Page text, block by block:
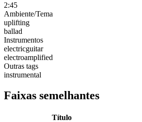
2:45
Ambiente/Tema
uplifting
ballad
Instrumentos
electricguitar
electroamplified
Outras tags
instrumental
Faixas semelhantes
Título